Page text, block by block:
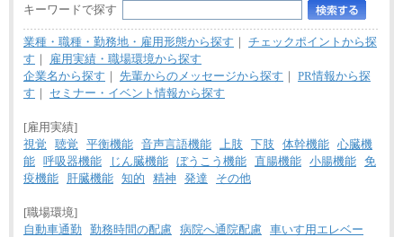
キーワードで探す
業種・職種・勤務地・雇用形態から探す ｜ チェックポイントから探
す ｜
雇用実績・職場環境から探す
企業名から探す ｜ 先輩からのメッセージから探す ｜ PR情報から探
す ｜ セミナー・イベント情報から探す
[雇用実績]
視覚
聴覚 平衡機能 音声言語機能 上肢 下肢 体幹機能 心臓機
能 呼吸器機能 じん臓機能 ぼうこう機能 直腸機能 小腸機能 免
疫機能
肝臓機能 知的 精神 発達 その他
[職場環境]
自動車通勤
勤務時間の配慮 病院へ通院配慮 車いす用エレベー